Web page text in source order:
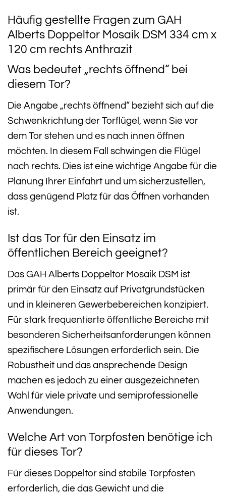
Häufig gestellte Fragen zum GAH
Alberts Doppeltor Mosaik DSM 334 cm x
120 cm rechts Anthrazit
Was bedeutet „rechts öffnend“ bei
diesem Tor?
Die Angabe „rechts öffnend“ bezieht sich auf die
Schwenkrichtung der Torflügel, wenn Sie vor
dem Tor stehen und es nach innen öffnen
möchten. In diesem Fall schwingen die Flügel
nach rechts. Dies ist eine wichtige Angabe für die
Planung Ihrer Einfahrt und um sicherzustellen,
dass genügend Platz für das Öffnen vorhanden
ist.
Ist das Tor für den Einsatz im
öffentlichen Bereich geeignet?
Das GAH Alberts Doppeltor Mosaik DSM ist
primär für den Einsatz auf Privatgrundstücken
und in kleineren Gewerbebereichen konzipiert.
Für stark frequentierte öffentliche Bereiche mit
besonderen Sicherheitsanforderungen können
spezifischere Lösungen erforderlich sein. Die
Robustheit und das ansprechende Design
machen es jedoch zu einer ausgezeichneten
Wahl für viele private und semiprofessionelle
Anwendungen.
Welche Art von Torpfosten benötige ich
für dieses Tor?
Für dieses Doppeltor sind stabile Torpfosten
erforderlich, die das Gewicht und die